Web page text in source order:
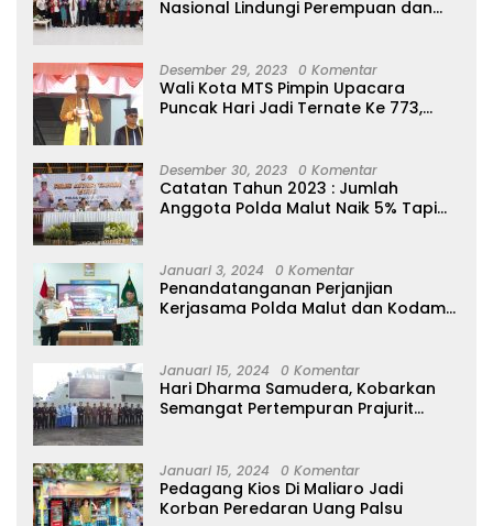
Nasional Lindungi Perempuan dan
Desember 29, 2023 0 Komentar
Wali Kota MTS Pimpin Upacara
Puncak Hari Jadi Ternate Ke 773,
Desember 30, 2023 0 Komentar
Catatan Tahun 2023 : Jumlah
Anggota Polda Malut Naik 5% Tapi
Januari 3, 2024 0 Komentar
Penandatanganan Perjanjian
Kerjasama Polda Malut dan Kodam
Januari 15, 2024 0 Komentar
Hari Dharma Samudera, Kobarkan
Semangat Pertempuran Prajurit
Januari 15, 2024 0 Komentar
Pedagang Kios Di Maliaro Jadi
Korban Peredaran Uang Palsu